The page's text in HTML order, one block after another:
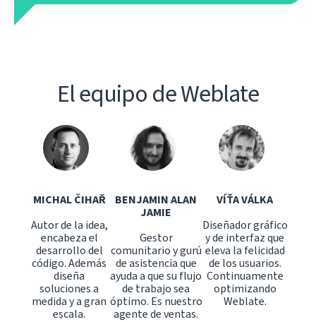
El equipo de Weblate
MICHAL ČIHAŘ
Autor de la idea,
encabeza el
desarrollo del
código. Además
diseña
soluciones a
medida y a gran
escala.
BENJAMIN ALAN
JAMIE
Gestor
comunitario y gurú
de asistencia que
ayuda a que su flujo
de trabajo sea
óptimo. Es nuestro
agente de ventas.
VÍŤA VÁLKA
Diseñador gráfico
y de interfaz que
eleva la felicidad
de los usuarios.
Continuamente
optimizando
Weblate.